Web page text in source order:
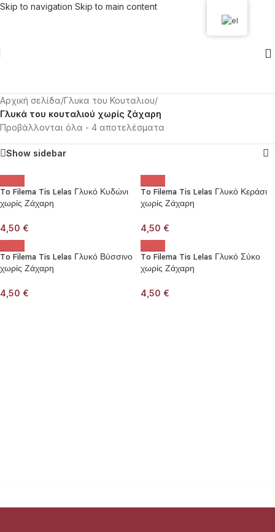
Skip to navigation Skip to main content
Αρχική σελίδα/Γλυκα του Κουταλιου/
Γλυκά του κουταλιού χωρίς ζάχαρη
Προβάλλονται όλα - 4 αποτελέσματα
Show sidebar
To Filema Tis Lelas Γλυκό Κυδώνι
χωρίς Ζάχαρη
4,50 €
To Filema Tis Lelas Γλυκό Κεράσι
χωρίς Ζάχαρη
4,50 €
To Filema Tis Lelas Γλυκό Βύσσινο
χωρίς Ζάχαρη
4,50 €
To Filema Tis Lelas Γλυκό Σύκο
χωρίς Ζάχαρη
4,50 €